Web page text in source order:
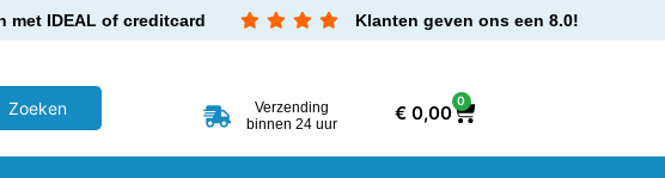
met IDEAL of creditcard Klanten geven ons een 8.0!
Verzending
binnen 24 uur
€0,00
0